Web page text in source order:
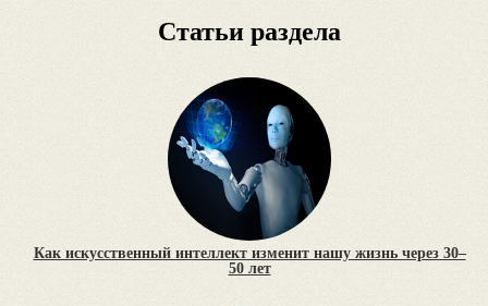
Статьи раздела
Как искусственный интеллект изменит нашу жизнь через 30–
50 лет